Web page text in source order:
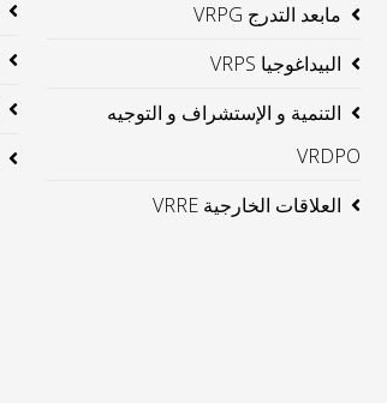
مابعد التدرج VRPG
البيداغوجيا VRPS
التنمية و الإستشراف و التوجيه
VRDPO
العلاقات الخارجية VRRE